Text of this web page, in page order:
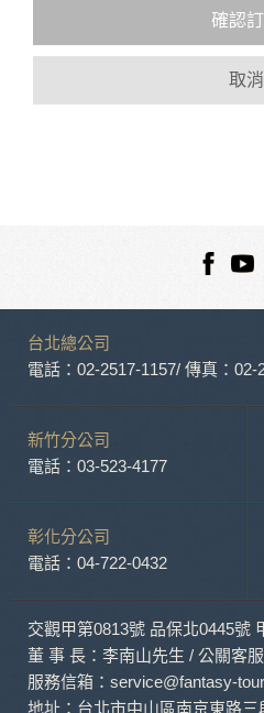
您個人在本網站上的聊天室或討
為，在非經加密的保護下，亦不
策。
資料的蒐集與使用方式:
錄等，做為我們增進網站服務的
外，我們會視需要公佈統計數據
人之資料。
的個人資料揭露予第三人或使用
在您於本網站註冊帳號、使用本
贈獎時，本網站會收集您的個人
業夥伴處取得個人資料。
當客戶在本網站註冊時，我們會
當您註冊成功，並登入使用我們
料。註冊時，本網站取得您的姓
其他除了上述，會保留您在上網
生的相關記錄，包括您使用連線
用的瀏覽器、瀏覽及點選資料紀
的瀏覽器予以標示，歸納使用者
確認
取消
交觀甲第0813號 品保北0445號
董 事 長：李南山先生 / 公關客
服務信箱：service@fantasy-
地址：台北市中山區南京東路三
台北總公司
電話：02-2517-1157/ 傳真：02-
新竹分公司
電話：03-523-4177
彰化分公司
電話：04-722-0432